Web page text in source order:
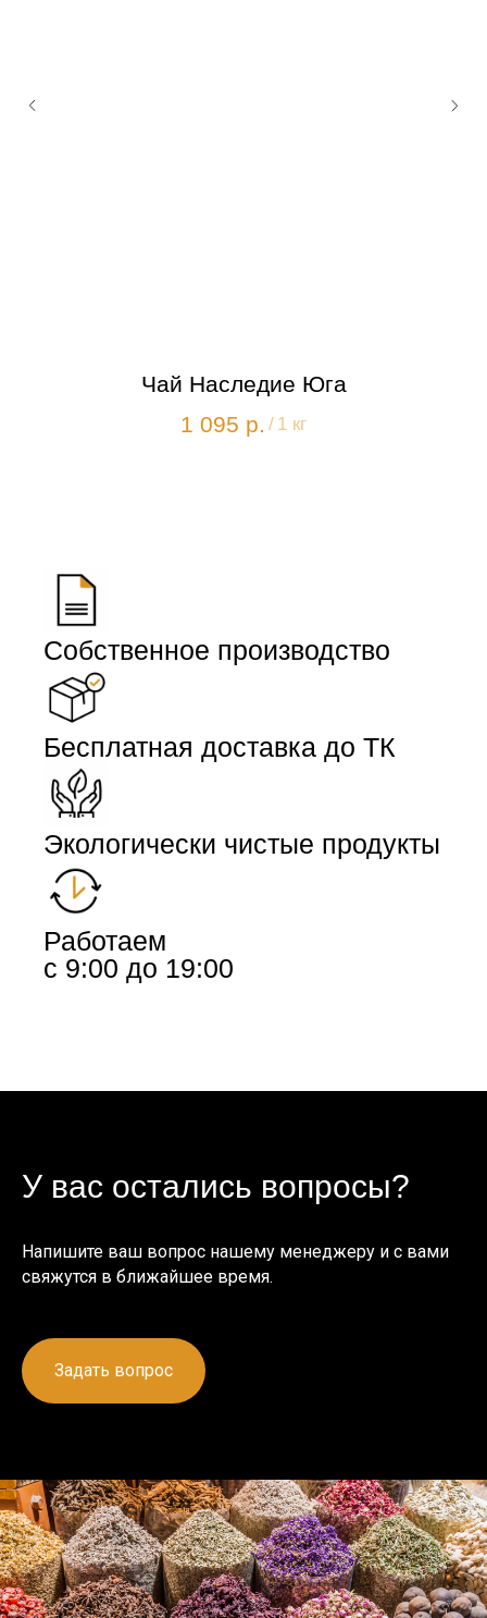
Чай Наследие Юга
1 095 р. / 1 кг
Собственное производство
Бесплатная доставка до ТК
Экологически чистые продукты
Работаем
с 9:00 до 19:00
У вас остались вопросы?
Напишите ваш вопрос нашему менеджеру и с вами
свяжутся в ближайшее время.
Задать вопрос